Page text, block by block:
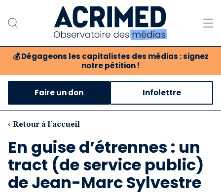
💰 Dégageons les capitalistes des médias : signez
notre pétition !
Notre association
Notre critique des médias
Nos propositions
Notre revue
Boutique
Faire un don Infolettre
‹ Retour à l'accueil
En guise d’étrennes : un
tract (de service public)
de Jean-Marc Sylvestre